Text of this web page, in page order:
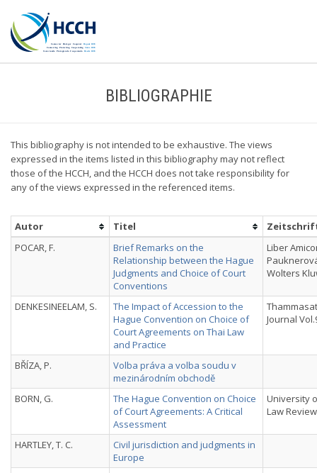
BIBLIOGRAPHIE
This bibliography is not intended to be exhaustive. The views
expressed in the items listed in this bibliography may not reflect
those of the HCCH, and the HCCH does not take responsibility for
any of the views expressed in the referenced items.
Autor Titel
POCAR, F.
Brief Remarks on the
Relationship between the Hague
Judgments and Choice of Court
Conventions
Liber
Wolters
DENKESINEELAM, S.
The Impact of Accession to the
Hague Convention on Choice of
Court Agreements on Thai Law
and Practice
Journal
BŘÍZA, P.
Volba práva a volba soudu v
mezinárodním obchodě
BORN, G.
The Hague Convention on Choice
of Court Agreements: A Critical
Assessment
University
Law
HARTLEY, T. C.
Civil jurisdiction and judgments in
Europe